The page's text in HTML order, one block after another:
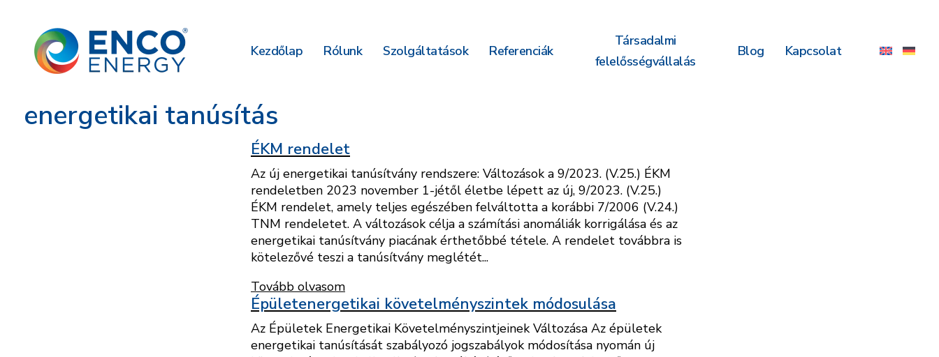
Kezdőlap Rólunk Szolgáltatások Referenciák
Társadalmi
felelősségvállalás
Blog Kapcsolat
energetikai tanúsítás
ÉKM rendelet
Az új energetikai tanúsítvány rendszere: Változások a 9/2023. (V.25.) ÉKM
rendeletben 2023 november 1-jétől életbe lépett az új, 9/2023. (V.25.)
ÉKM rendelet, amely teljes egészében felváltotta a korábbi 7/2006 (V.24.)
TNM rendeletet. A változások célja a számítási anomáliák korrigálása és az
energetikai tanúsítvány piacának érthetőbbé tétele. A rendelet továbbra is
kötelezővé teszi a tanúsítvány meglétét...
Tovább olvasom
Épületenergetikai követelményszintek módosulása
Az Épületek Energetikai Követelményszintjeinek Változása Az épületek
energetikai tanúsítását szabályozó jogszabályok módosítása nyomán új